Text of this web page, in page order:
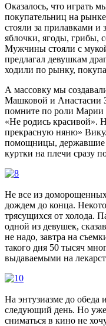
Оказалось, что играть
покупательниц на
стояли за прилавками и
яблочки, ягоды, грибы,
Мужчины стояли с
предлагал девушкам
ходили по рынку,
А массовку мы
Машковой и Анастасии
помните по роли Марии
«Не родись красивой».
прекрасную няню»
помощницы, державшие
куртки на плечи сразу
Не все из
дождем до конца.
трясущихся от холода.
одной из девушек,
не надо, завтра на
такого дня 50 тысяч
выдаваемыми на
На энтузиазме до обеда
следующий день. Но
сниматься в кино не